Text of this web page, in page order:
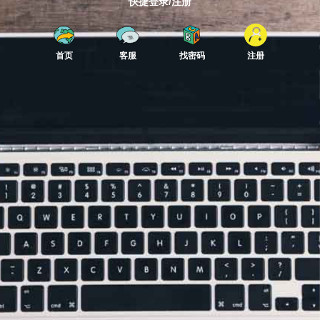
首页 客服 找密码 注册